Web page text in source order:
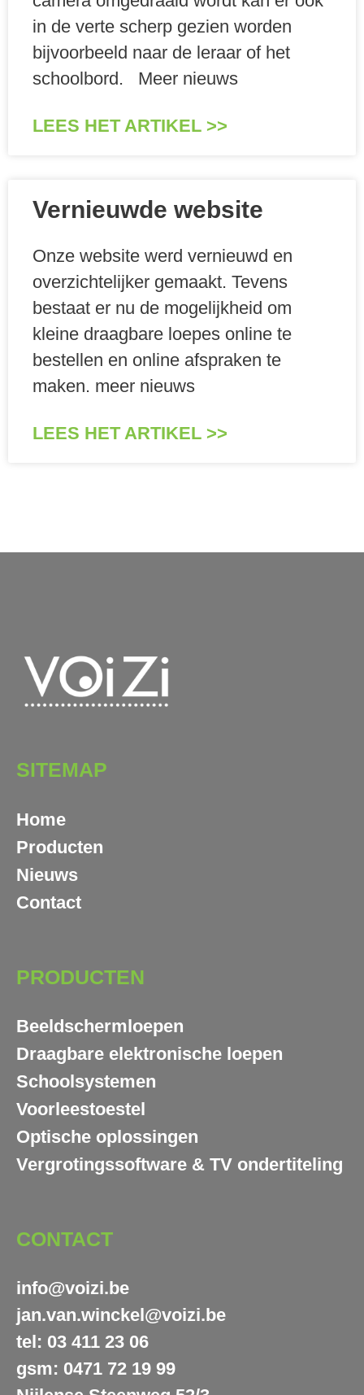
in de verte scherp gezien worden
bijvoorbeeld naar de leraar of het
schoolbord. Meer nieuws
LEES HET ARTIKEL >>
Vernieuwde website
Onze website werd vernieuwd en
overzichtelijker gemaakt. Tevens
bestaat er nu de mogelijkheid om
kleine draagbare loepes online te
bestellen en online afspraken te
maken. meer nieuws
LEES HET ARTIKEL >>
SITEMAP
Home
Producten
Nieuws
Contact
PRODUCTEN
Beeldschermloepen
Draagbare elektronische loepen
Schoolsystemen
Voorleestoestel
Optische oplossingen
Vergrotingssoftware & TV ondertiteling
CONTACT
info@voizi.be
jan.van.winckel@voizi.be
tel: 03 411 23 06
gsm: 0471 72 19 99